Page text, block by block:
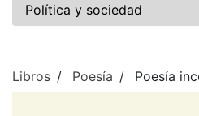
Política y sociedad
Libros Poesía Poesía